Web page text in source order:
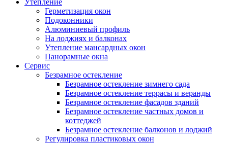
Утепление
Герметизация окон
Подоконники
Алюминиевый профиль
На лоджиях и балконах
Утепление мансардных окон
Панорамные окна
Сервис
Безрамное остекление
Безрамное остекление зимнего сада
Безрамное остекление террасы и веранды
Безрамное остекление фасадов зданий
Безрамное остекление частных домов и
коттеджей
Безрамное остекление балконов и лоджий
Регулировка пластиковых окон